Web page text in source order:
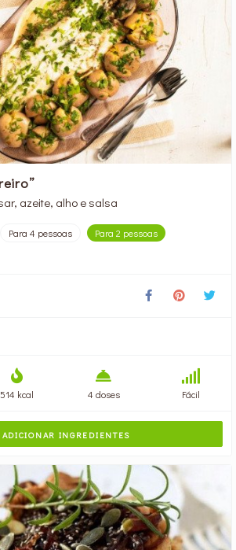
azeite, alho e salsa
Para 4 pessoas
Para 2 pessoas
514 kcal 4 doses Fácil
INGREDIENTES